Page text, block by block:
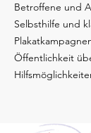
Betroffene und
Selbsthilfe und
Öffentlichkeit